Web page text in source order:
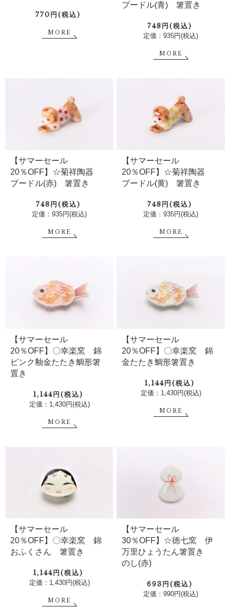
770円(税込)
MORE
プードル(青) 箸置き
748円(税込)
定価：935円(税込)
MORE
【サマーセール
20％OFF】☆菊祥陶器
プードル(赤) 箸置き
748円(税込)
定価：935円(税込)
MORE
【サマーセール
20％OFF】☆菊祥陶器
プードル(黄) 箸置き
748円(税込)
定価：935円(税込)
MORE
【サマーセール
20％OFF】〇幸楽窯 錦
ピンク釉金たたき鯛形箸
置き
1,144円(税込)
定価：1,430円(税込)
MORE
【サマーセール
20％OFF】〇幸楽窯 錦
金たたき鯛形箸置き
1,144円(税込)
定価：1,430円(税込)
MORE
【サマーセール
20％OFF】〇幸楽窯 錦
おふくさん 箸置き
1,144円(税込)
定価：1,430円(税込)
MORE
【サマーセール
30％OFF】☆徳七窯 伊
万里ひょうたん箸置き
のし(赤)
693円(税込)
定価：990円(税込)